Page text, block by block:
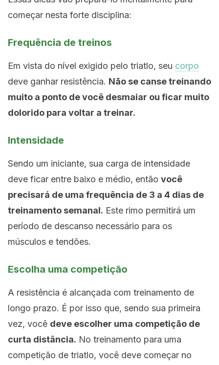
começar nesta forte disciplina:
Frequência de treinos
Em vista do nível exigido pelo triatlo, seu corpo
deve ganhar resistência. Não se canse treinando
muito a ponto de você desmaiar ou ficar muito
dolorido para voltar a treinar.
Intensidade
Sendo um iniciante, sua carga de intensidade
deve ficar entre baixo e médio, então você
precisará de uma frequência de 3 a 4 dias de
treinamento semanal. Este rimo permitirá um
período de descanso necessário para os
músculos e tendões.
Escolha uma competição
A resistência é alcançada com treinamento de
longo prazo. É por isso que, sendo sua primeira
vez, você deve escolher uma competição de
curta distância. No treinamento para uma
competição de triatlo, você deve começar no